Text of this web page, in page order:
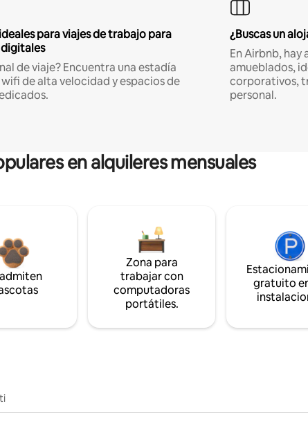
para viajes de trabajo para
de viaje? Encuentra una estadía
de alta velocidad y espacios de
¿Buscas un
En Airbnb,
amueblados,
corporativos,
personal.
en alquileres mensuales
Zona para
trabajar con
computadoras
portátiles.
gratuito